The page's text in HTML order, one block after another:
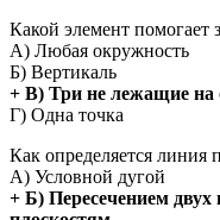
Какой элемент помогает
А) Любая окружность
Б) Вертикаль
+ В) Три не лежащие на
Г) Одна точка
Как определяется линия
А) Условной дугой
+ Б) Пересечением